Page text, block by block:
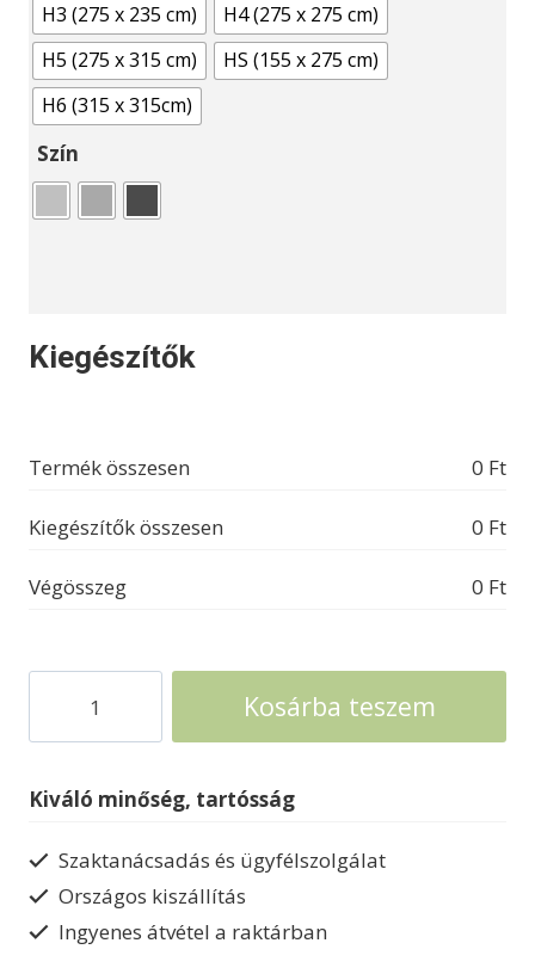
H3 (275 x 235 cm)
H4 (275 x 275 cm)
H5 (275 x 315 cm)
HS (155 x 275 cm)
H6 (315 x 315cm)
Szín
Kiegészítők
Termék összesen 0 Ft
Kiegészítők összesen 0 Ft
Végösszeg 0 Ft
ház
Highline
mennyiség
Kosárba teszem
Kiváló minőség, tartósság
Szaktanácsadás és ügyfélszolgálat
Országos kiszállítás
Ingyenes átvétel a raktárban